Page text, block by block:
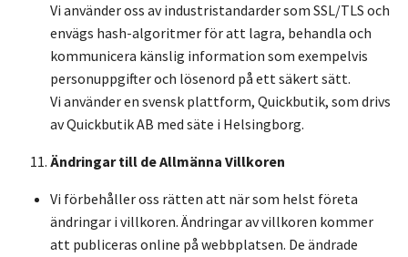
Vi använder oss av industristandarder som SSL/TLS och
envägs hash-algoritmer för att lagra, behandla och
kommunicera känslig information som exempelvis
personuppgifter och lösenord på ett säkert sätt.
Vi använder en svensk plattform, Quickbutik, som drivs
av Quickbutik AB med säte i Helsingborg.
Ändringar till de Allmänna Villkoren
Vi förbehåller oss rätten att när som helst företa
ändringar i villkoren. Ändringar av villkoren kommer
att publiceras online på webbplatsen. De ändrade